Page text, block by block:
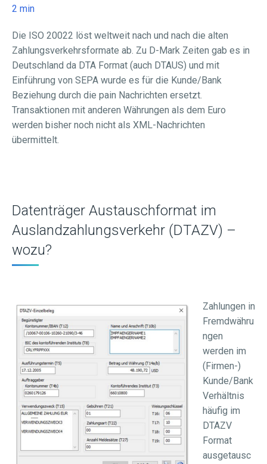
2 min
Die ISO 20022 löst weltweit nach und nach die alten
Zahlungsverkehrsformate ab. Zu D-Mark Zeiten gab es in
Deutschland da DTA Format (auch DTAUS) und mit
Einführung von SEPA wurde es für die Kunde/Bank
Beziehung durch die pain Nachrichten ersetzt.
Transaktionen mit anderen Währungen als dem Euro
werden bisher noch nicht als XML-Nachrichten
übermittelt.
Datenträger Austauschformat im
Auslandzahlungsverkehr (DTAZV) –
wozu?
Zahlungen in
Fremdwähru
ngen
werden im
(Firmen-)
Kunde/Bank
Verhältnis
häufig im
DTAZV
Format
ausgetausc